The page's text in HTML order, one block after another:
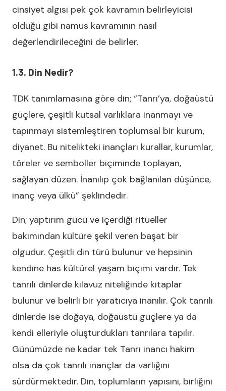
cinsiyet algısı pek çok kavramın belirleyicisi
olduğu gibi namus kavramının nasıl
değerlendirileceğini de belirler.
1.3. Din Nedir?
TDK tanımlamasına göre din; “Tanrı’ya, doğaüstü
güçlere, çeşitli kutsal varlıklara inanmayı ve
tapınmayı sistemleştiren toplumsal bir kurum,
diyanet. Bu nitelikteki inançları kurallar, kurumlar,
töreler ve semboller biçiminde toplayan,
sağlayan düzen. İnanılıp çok bağlanılan düşünce,
inanç veya ülkü” şeklindedir.
Din; yaptırım gücü ve içerdiği ritüeller
bakımından kültüre şekil veren başat bir
olgudur. Çeşitli din türü bulunur ve hepsinin
kendine has kültürel yaşam biçimi vardır. Tek
tanrılı dinlerde kılavuz niteliğinde kitaplar
bulunur ve belirli bir yaratıcıya inanılır. Çok tanrılı
dinlerde ise doğaya, doğaüstü güçlere ya da
kendi elleriyle oluşturdukları tanrılara tapılır.
Günümüzde ne kadar tek Tanrı inancı hakim
olsa da çok tanrılı inançlar da varlığını
sürdürmektedir. Din, toplumların yapısını, birliğini